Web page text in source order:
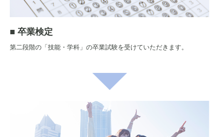
■ 卒業検定
第二段階の「技能・学科」の卒業試験を受けていただきます。